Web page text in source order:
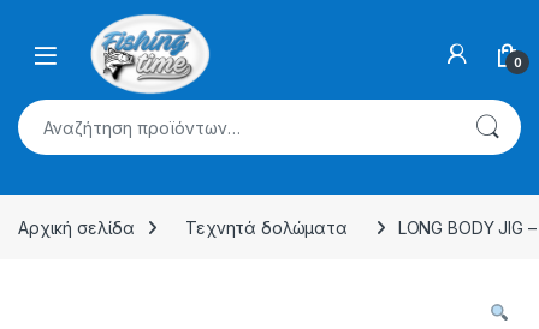
Skip to navigation
0
Αναζήτηση για:
Αρχική σελίδα Τεχνητά δολώματα LONG BODY JIG